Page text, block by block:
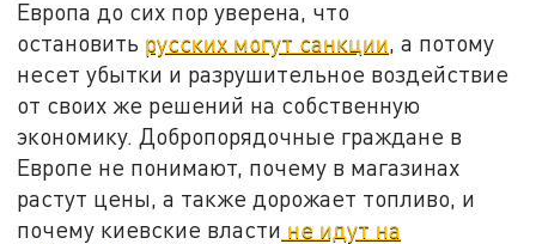
Европа до сих пор уверена, что
остановить русских могут санкции, а потому
несет убытки и разрушительное воздействие
от своих же решений на собственную
экономику. Добропорядочные граждане в
Европе не понимают, почему в магазинах
растут цены, а также дорожает топливо, и
почему киевские власти не идут на